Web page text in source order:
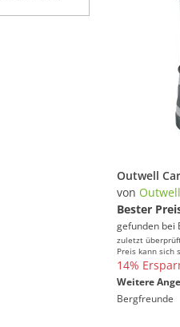
Outwell
von Outwell
Bester
gefunden bei
zuletzt
Preis kann sich
14%
Weitere
Bergfreunde